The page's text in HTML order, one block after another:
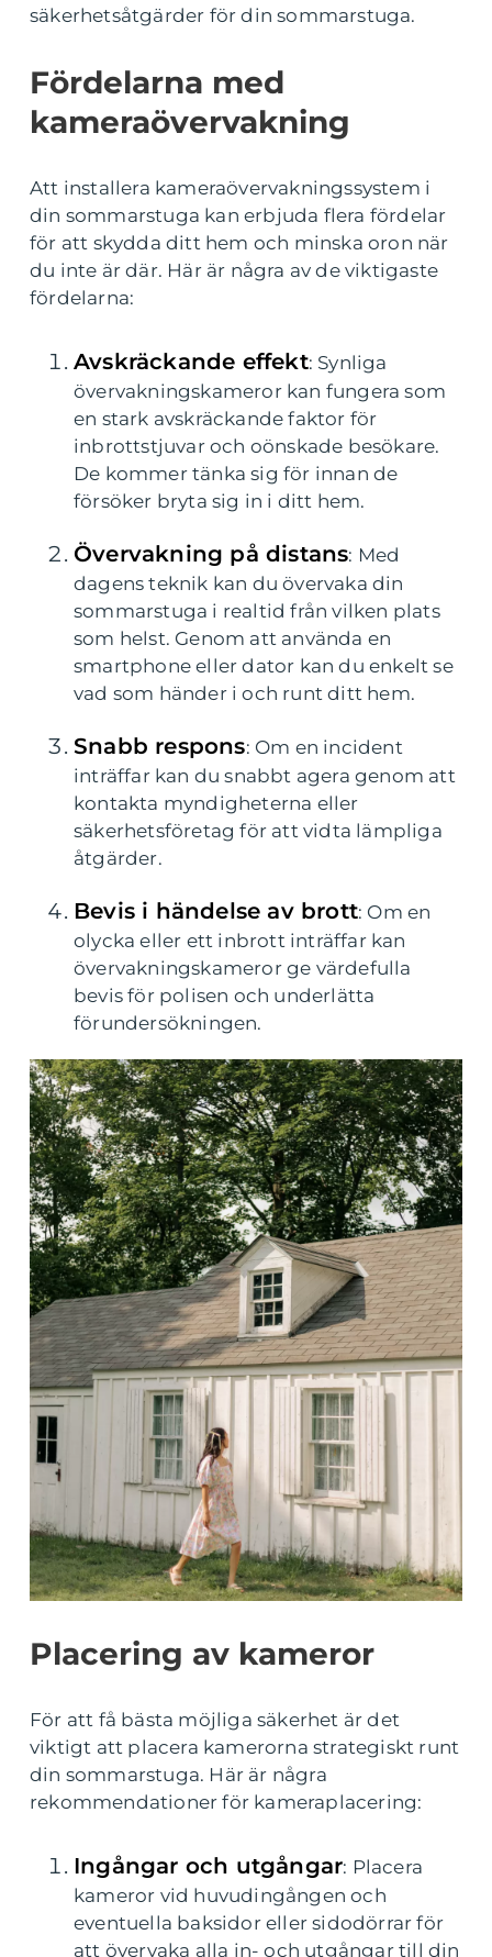
säkerhetsåtgärder för din sommarstuga.
Fördelarna med
kameraövervakning
Att installera kameraövervakningssystem i
din sommarstuga kan erbjuda flera fördelar
för att skydda ditt hem och minska oron när
du inte är där. Här är några av de viktigaste
fördelarna:
Avskräckande effekt: Synliga
övervakningskameror kan fungera som
en stark avskräckande faktor för
inbrottstjuvar och oönskade besökare.
De kommer tänka sig för innan de
försöker bryta sig in i ditt hem.
Övervakning på distans: Med
dagens teknik kan du övervaka din
sommarstuga i realtid från vilken plats
som helst. Genom att använda en
smartphone eller dator kan du enkelt se
vad som händer i och runt ditt hem.
Snabb respons: Om en incident
inträffar kan du snabbt agera genom att
kontakta myndigheterna eller
säkerhetsföretag för att vidta lämpliga
åtgärder.
Bevis i händelse av brott: Om en
olycka eller ett inbrott inträffar kan
övervakningskameror ge värdefulla
bevis för polisen och underlätta
förundersökningen.
Placering av kameror
För att få bästa möjliga säkerhet är det
viktigt att placera kamerorna strategiskt runt
din sommarstuga. Här är några
rekommendationer för kameraplacering:
Ingångar och utgångar: Placera
kameror vid huvudingången och
eventuella baksidor eller sidodörrar för
att övervaka alla in- och utgångar till din